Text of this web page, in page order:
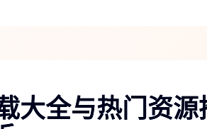
大全与热门资